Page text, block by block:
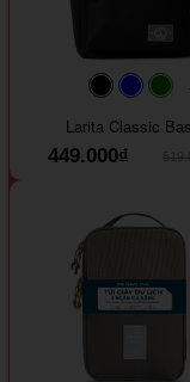
#faf0e6#000000
Larita Classic
449.000₫